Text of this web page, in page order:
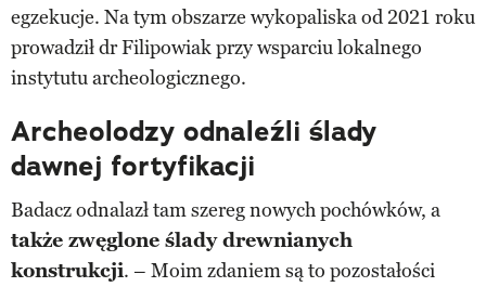
egzekucje. Na tym obszarze wykopaliska od 2021 roku
prowadził dr Filipowiak przy wsparciu lokalnego
instytutu archeologicznego.
Archeolodzy odnaleźli ślady
dawnej fortyfikacji
Badacz odnalazł tam szereg nowych pochówków, a
także zwęglone ślady drewnianych
konstrukcji. – Moim zdaniem są to pozostałości